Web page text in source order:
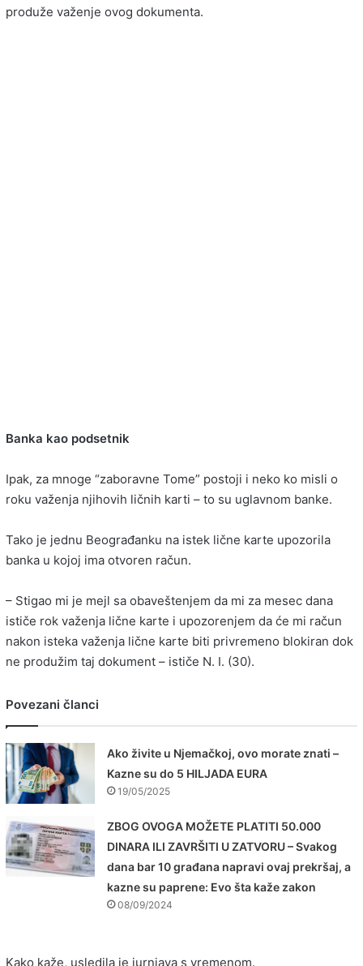
produže važenje ovog dokumenta.
Banka kao podsetnik
Ipak, za mnoge “zaboravne Tome” postoji i neko ko misli o
roku važenja njihovih ličnih karti – to su uglavnom banke.
Tako je jednu Beograđanku na istek lične karte upozorila
banka u kojoj ima otvoren račun.
– Stigao mi je mejl sa obaveštenjem da mi za mesec dana
ističe rok važenja lične karte i upozorenjem da će mi račun
nakon isteka važenja lične karte biti privremeno blokiran dok
ne produžim taj dokument – ističe N. I. (30).
Povezani članci
Ako živite u Njemačkoj, ovo morate znati –
Kazne su do 5 HILJADA EURA
19/05/2025
ZBOG OVOGA MOŽETE PLATITI 50.000
DINARA ILI ZAVRŠITI U ZATVORU – Svakog
dana bar 10 građana napravi ovaj prekršaj, a
kazne su paprene: Evo šta kaže zakon
08/09/2024
Kako kaže, usledila je jurnjava s vremenom.